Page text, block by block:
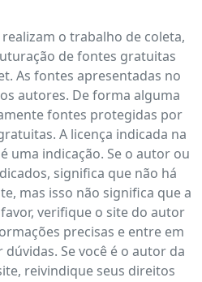
o trabalho de coleta,
de fontes gratuitas
As fontes apresentadas no
autores. De forma alguma
fontes protegidas por
A licença indicada na
uma indicação. Se o autor ou
significa que não há
mas isso não significa que a
verifique o site do autor
precisas e entre em
Se você é o autor da
reivindique seus direitos